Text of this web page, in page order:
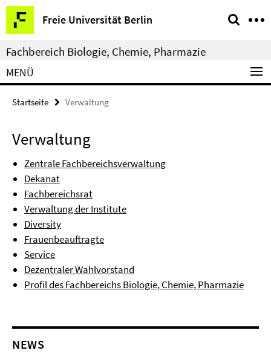
Springe
direkt
zu
Inhalt
Freie Universität Berlin
Service-
Navigation
Fachbereich Biologie, Chemie, Pharmazie
MENÜ
Startseite Verwaltung
Verwaltung
Zentrale Fachbereichsverwaltung
Dekanat
Fachbereichsrat
Verwaltung der Institute
Diversity
Frauenbeauftragte
Service
Dezentraler Wahlvorstand
Profil des Fachbereichs Biologie, Chemie, Pharmazie
NEWS